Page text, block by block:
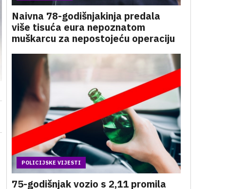
Naivna 78-godišnjakinja predala
više tisuća eura nepoznatom
muškarcu za nepostojeću operaciju
POLICIJSKE VIJESTI
75-godišnjak vozio s 2,11 promila